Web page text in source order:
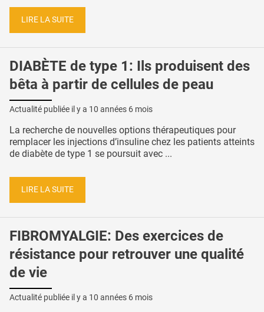
LIRE LA SUITE
DIABÈTE de type 1: Ils produisent des
bêta à partir de cellules de peau
Actualité publiée il y a 10 années 6 mois
La recherche de nouvelles options thérapeutiques pour
remplacer les injections d’insuline chez les patients atteints
de diabète de type 1 se poursuit avec ...
LIRE LA SUITE
FIBROMYALGIE: Des exercices de
résistance pour retrouver une qualité
de vie
Actualité publiée il y a 10 années 6 mois